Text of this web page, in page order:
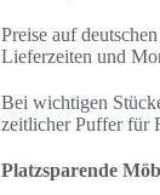
Preise auf
Lieferzeiten und
Bei wichtigen
zeitlicher Puffer für
Platzsparende